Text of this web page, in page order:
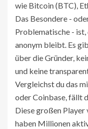
wie Bitcoin (BTC),
Das Besondere -
Problematische -
anonym bleibt. Es
über die Gründer,
und keine
Vergleichst du das
oderCoinbase, fällt
Diese großen
haben Millionen